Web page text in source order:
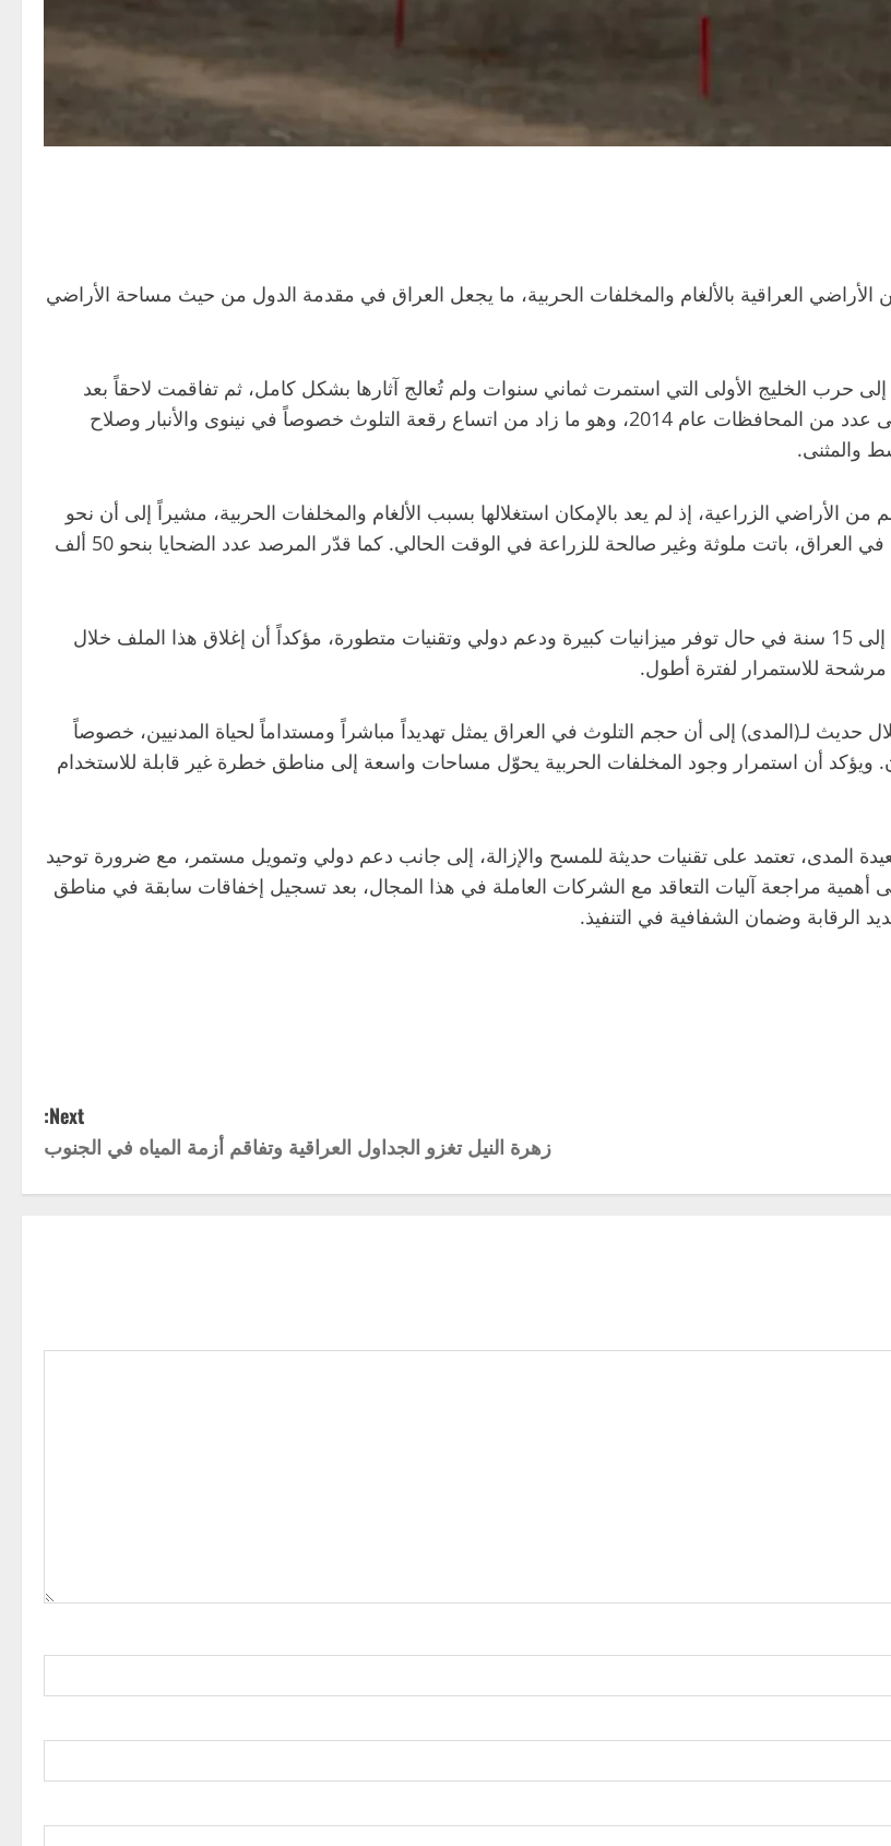
مرصد العراق الأخضر عن تلوث واسع يطال نحو 4800 كم² من الأراضي العراقية بالألغام والمخلفات الحربية، ما يجعل العراق في مقدمة الدول من حيث مساحة الأراضي
حرب الخليج الأولى التي استمرت ثماني سنوات ولم تُعالج آثارها بشكل كامل، ثم تفاقمت لاحقاً بعد
حرب الخليج الثانية عام 1991، وصولاً إلى سيطرة تنظيم “داعش” على عدد من المحافظات عام 2014، وهو ما زاد من اتساع رقعة التلوث خصوصاً في نينوى والأنبار وصلاح
والمثنى.
الأراضي الزراعية، إذ لم يعد بالإمكان استغلالها بسبب الألغام والمخلفات الحربية، مشيراً إلى أن نحو
70% من أراضي الأنبار ونينوى، اللتين تُعدان من أهم السلات الغذائية في العراق، باتت ملوثة وغير صالحة للزراعة في الوقت الحالي. كما قدّر المرصد عدد الضحايا بنحو 50 ألف
وحذّر المرصد من أن إزالة هذه الألغام تحتاج إلى فترة تتراوح بين 10 إلى 15 سنة في حال توفر ميزانيات كبيرة ودعم دولي وتقنيات متطورة، مؤكداً أن إغلاق هذا الملف خلال
مرشحة للاستمرار لفترة أطول.
حديث لـ(المدى) إلى أن حجم التلوث في العراق يمثل تهديداً مباشراً ومستداماً لحياة المدنيين، خصوصاً
ويؤكد أن استمرار وجود المخلفات الحربية يحوّل مساحات واسعة إلى مناطق خطرة غير قابلة للاستخدام
المدى، تعتمد على تقنيات حديثة للمسح والإزالة، إلى جانب دعم دولي وتمويل مستمر، مع ضرورة توحيد
مراجعة آليات التعاقد مع الشركات العاملة في هذا المجال، بعد تسجيل إخفاقات سابقة في مناطق
الرقابة وضمان الشفافية في التنفيذ.
Next:
زهرة النيل تغزو الجداول العراقية وتفاقم أزمة المياه في الجنوب